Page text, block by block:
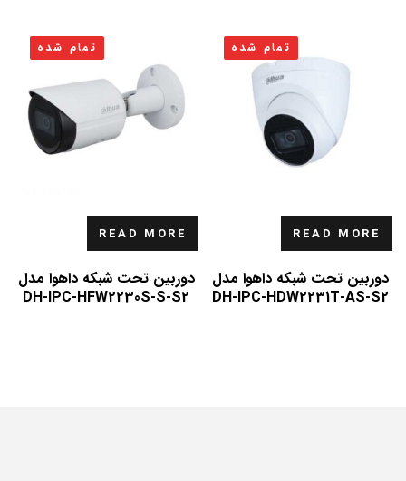
تمام شده
READ MORE
دوربین تحت شبکه داهوا مدل
DH-IPC-HDW2231T-AS-S2
تمام شده
READ MORE
دوربین تحت شبکه داهوا مدل
DH-IPC-HFW2230S-S-S2